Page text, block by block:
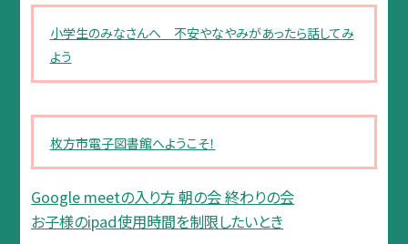
小学生のみなさんへ 不安やなやみがあったら話してみ
よう
枚方市電子図書館へようこそ！
Google meetの入り方 朝の会 終わりの会
お子様のipad使用時間を制限したいとき